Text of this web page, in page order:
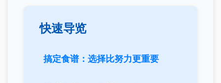
快速导览
搞定食谱：选择比努力更重要